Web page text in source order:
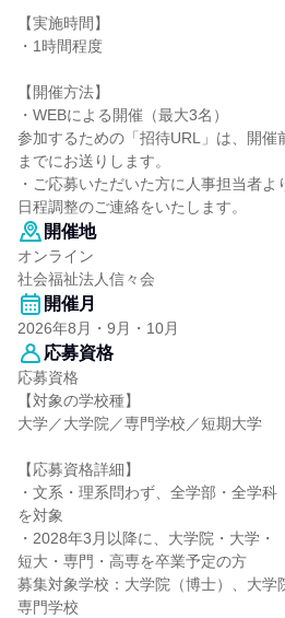
【実施時間】
・1時間程度
【開催方法】
・WEBによる開催（最大3名）
参加するための「招待URL」は、開催
までにお送りします。
・ご応募いただいた方に人事担当者よ
日程調整のご連絡をいたします。
開催地
オンライン
社会福祉法人信々会
開催月
2026年8月・9月・10月
応募資格
応募資格
【対象の学校種】
大学／大学院／専門学校／短期大学
【応募資格詳細】
・文系・理系問わず、全学部・全学科
を対象
・2028年3月以降に、大学院・大学・
短大・専門・高専を卒業予定の方
募集対象学校：大学院（博士）、大学
専門学校